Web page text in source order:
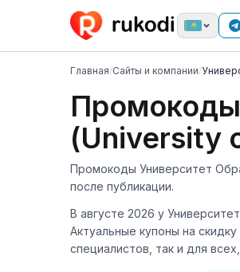
Главная/Сайты и компании/
(University
Промокоды Университет
после публикации.
В августе 2026 у
Актуальные купоны на
специалистов, так и для